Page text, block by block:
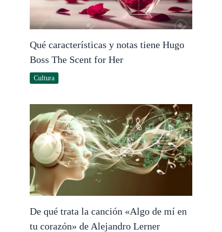
Qué características y notas tiene Hugo
Boss The Scent for Her
Cultura
De qué trata la canción «Algo de mí en
tu corazón» de Alejandro Lerner